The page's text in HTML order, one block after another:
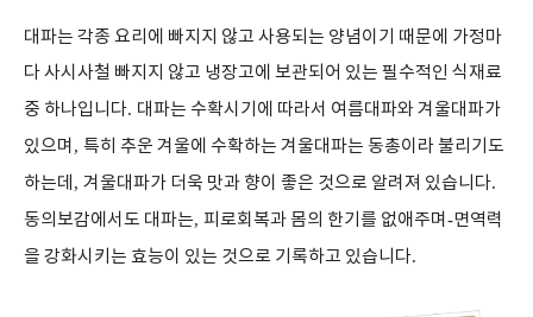
대파는 각종 요리에 빠지지 않고 사용되는 양념이기 때문에 가정마
다 사시사철 빠지지 않고 냉장고에 보관되어 있는 필수적인 식재료
중 하나입니다. 대파는 수확시기에 따라서 여름대파와 겨울대파가
있으며 , 특히 추운 겨울에 수확하는 겨울대파는 동총이라 불리기도
하는데 , 겨울대파가 더욱 맛과 향이 좋은 것으로 알려져 있습니다.
동의보감에서도 대파는, 피로회복과 몸의 한기를 없애주며 -면역력
을 강화시키는 효능이 있는 것으로 기록하고 있습니다.